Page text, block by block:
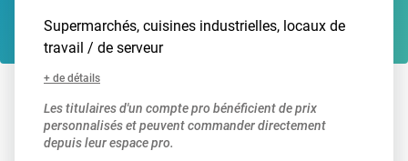
Supermarchés, cuisines industrielles, locaux de
travail / de serveur
+ de détails
Les titulaires d'un compte pro bénéficient de prix
personnalisés et peuvent commander directement
depuis leur espace pro.